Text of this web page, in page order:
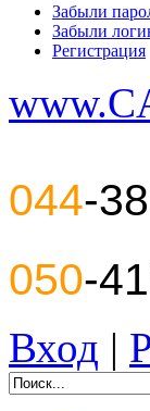
Забыли
Забыли
Регистрация
044-
050-
Вход |